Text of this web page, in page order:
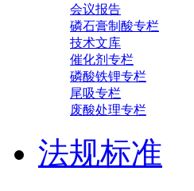
会议报告
磷石膏制酸专栏
技术文库
催化剂专栏
磷酸铁锂专栏
尾吸专栏
废酸处理专栏
法规标准